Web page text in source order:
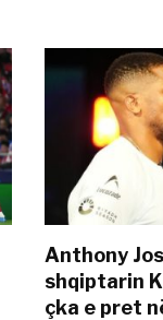
Anthony
shqiptarin
çka e pret